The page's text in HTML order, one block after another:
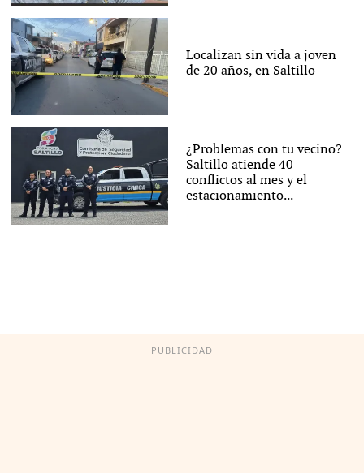
Localizan sin vida a joven
de 20 años, en Saltillo
¿Problemas con tu vecino?
Saltillo atiende 40
conflictos al mes y el
estacionamiento...
PUBLICIDAD